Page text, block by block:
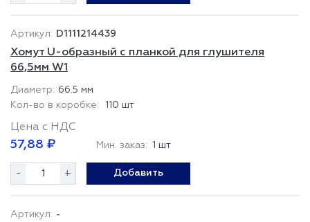
D1111214439
Хомут U-образный с планкой для глушителя
66,5мм W1
66.5 мм
110 шт
Цена с НДС
57,88 ₽ Мин. заказ: 1 шт
- + Добавить
-